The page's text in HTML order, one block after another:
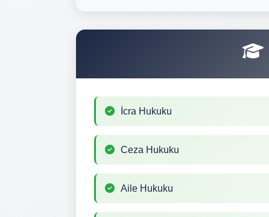
İcra Hukuku
Ceza Hukuku
Aile Hukuku